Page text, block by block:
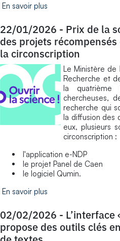
En savoir plus
22/01/2026 - Prix de la
des projets
la circonscription
Le Ministère de
Recherche et
la quatrième
chercheuses,
recherche qui
la diffusion des
eux, plusieurs
circonscription :
l'application e-NDP
le projet Panel de Caen
le logiciel Qumin.
En savoir plus
02/02/2026 - L’interface
propose des outils clés